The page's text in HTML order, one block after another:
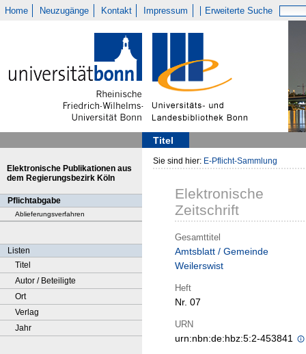
Home Neuzugänge Kontakt Impressum Erweiterte Suche
Titel
Elektronische Publikationen aus
dem Regierungsbezirk Köln
Pflichtabgabe
Ablieferungsverfahren
Listen
Titel
Autor / Beteiligte
Ort
Verlag
Jahr
Sie sind hier: E-Pflicht-Sammlung
Elektronische
Zeitschrift
Gesamttitel
Amtsblatt / Gemeinde
Weilerswist
Heft
Nr. 07
URN
urn:nbn:de:hbz:5:2-453841